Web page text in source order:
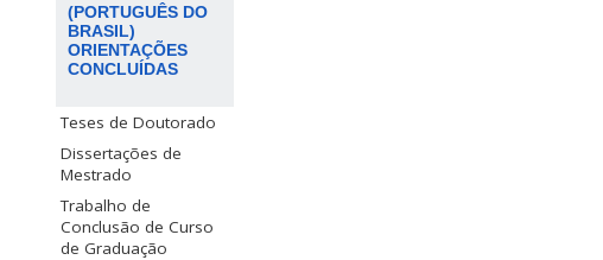
(PORTUGUÊS DO
BRASIL)
ORIENTAÇÕES
CONCLUÍDAS
Teses de Doutorado
Dissertações de
Mestrado
Trabalho de
Conclusão de Curso
de Graduação